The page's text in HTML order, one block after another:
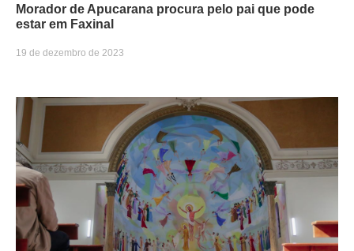
Morador de Apucarana procura pelo pai que pode
estar em Faxinal
19 de dezembro de 2023